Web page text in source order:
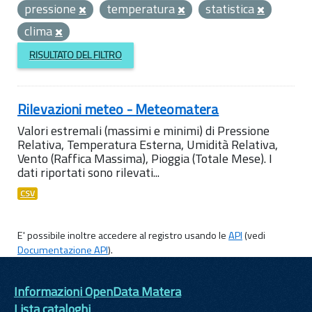
pressione
temperatura
statistica
clima
RISULTATO DEL FILTRO
Rilevazioni meteo - Meteomatera
Valori estremali (massimi e minimi) di Pressione
Relativa, Temperatura Esterna, Umidità Relativa,
Vento (Raffica Massima), Pioggia (Totale Mese). I
dati riportati sono rilevati...
CSV
E' possibile inoltre accedere al registro usando leAPI(vedi
Documentazione API).
Informazioni OpenData Matera